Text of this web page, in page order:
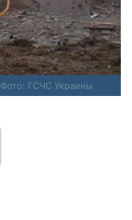
Фото: ГСЧС Украины